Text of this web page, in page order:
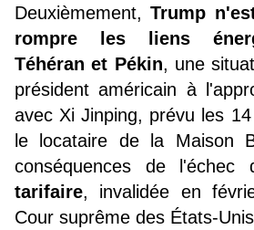
Deuxièmement,Trump
rompre les liens
Téhéran et Pékin, une
président américain à
avec Xi Jinping, prévu les
le locataire de la Maison
conséquences de
tarifaire, invalidée en
Cour suprême des États-